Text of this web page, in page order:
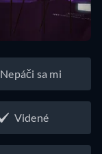
Nepáči sa mi
Videné